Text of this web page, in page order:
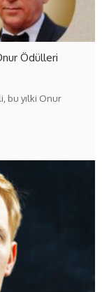
Ödülleri
bu yılki Onur